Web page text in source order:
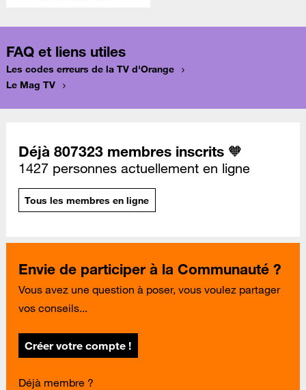
FAQ et liens utiles
Les codes erreurs de la TV d'Orange
Le Mag TV
Déjà 807323 membres inscrits 🧡
1427 personnes actuellement en ligne
Tous les membres en ligne
Envie de participer à la Communauté ?
Vous avez une question à poser, vous voulez partager
vos conseils...
Créer votre compte !
Déjà membre ?